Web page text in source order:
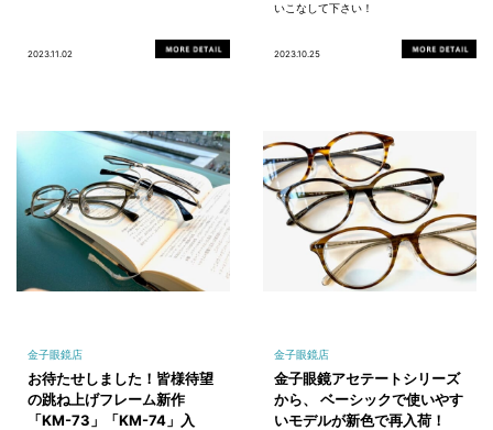
2023.11.02
いこなして下さい！
2023.10.25
金子眼鏡店
お待たせしました！皆様待望
の跳ね上げフレーム新作
「KM-73」「KM-74」入
金子眼鏡店
金子眼鏡アセテートシリーズ
から、 ベーシックで使いやす
いモデルが新色で再入荷！